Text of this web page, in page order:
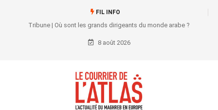
FIL INFO
Tribune | Où sont les grands dirigeants du monde arabe ?
8 août 2026